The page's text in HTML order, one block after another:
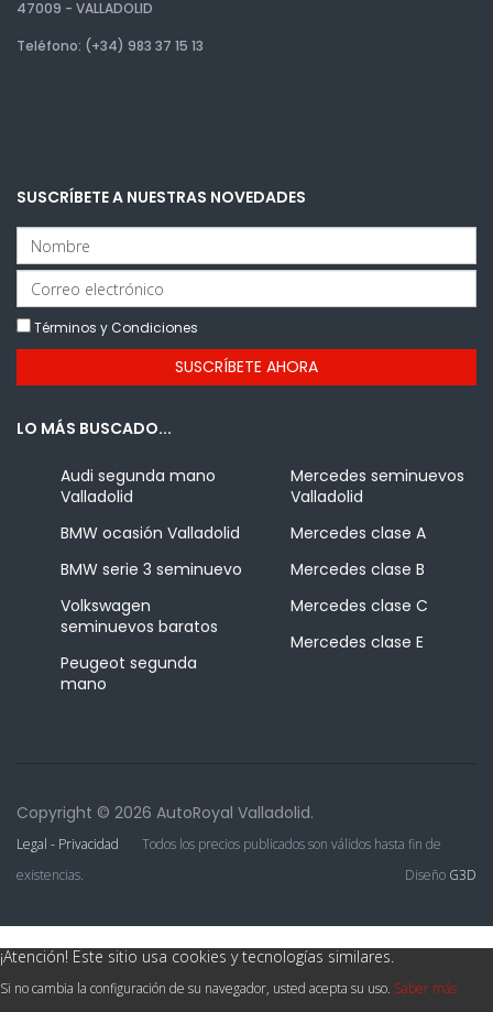
47009 - VALLADOLID
Teléfono: (+34) 983 37 15 13
SUSCRÍBETE A NUESTRAS NOVEDADES
Términos y Condiciones
LO MÁS BUSCADO...
Audi segunda mano
Valladolid
BMW ocasión Valladolid
BMW serie 3 seminuevo
Volkswagen
seminuevos baratos
Peugeot segunda
mano
Mercedes seminuevos
Valladolid
Mercedes clase A
Mercedes clase B
Mercedes clase C
Mercedes clase E
Copyright © 2026 AutoRoyal Valladolid.
Legal - Privacidad
Todos los precios publicados son válidos hasta fin de
existencias.
Diseño G3D
¡Atención! Este sitio usa cookies y tecnologías similares.
Si no cambia la configuración de su navegador, usted acepta su uso. Saber más